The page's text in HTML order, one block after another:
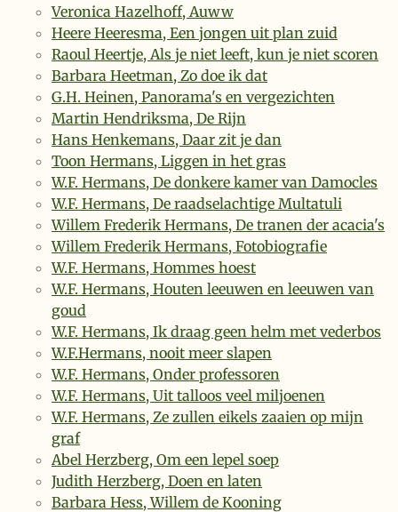
Veronica Hazelhoff, Auww
Heere Heeresma, Een jongen uit plan zuid
Raoul Heertje, Als je niet leeft, kun je niet scoren
Barbara Heetman, Zo doe ik dat
G.H. Heinen, Panorama's en vergezichten
Martin Hendriksma, De Rijn
Hans Henkemans, Daar zit je dan
Toon Hermans, Liggen in het gras
W.F. Hermans, De donkere kamer van Damocles
W.F. Hermans, De raadselachtige Multatuli
Willem Frederik Hermans, De tranen der acacia's
Willem Frederik Hermans, Fotobiografie
W.F. Hermans, Hommes hoest
W.F. Hermans, Houten leeuwen en leeuwen van
goud
W.F. Hermans, Ik draag geen helm met vederbos
W.F.Hermans, nooit meer slapen
W.F. Hermans, Onder professoren
W.F. Hermans, Uit talloos veel miljoenen
W.F. Hermans, Ze zullen eikels zaaien op mijn
graf
Abel Herzberg, Om een lepel soep
Judith Herzberg, Doen en laten
Barbara Hess, Willem de Kooning